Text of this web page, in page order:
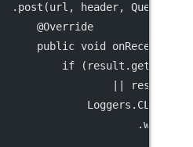
.post(url, header,
@Override
public void
if
||
Loggers.CLUSTER